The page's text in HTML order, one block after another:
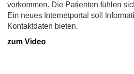
vorkommen. Die Patienten fühlen
Ein neues Internetportal soll
Kontaktdaten bieten.
zum Video